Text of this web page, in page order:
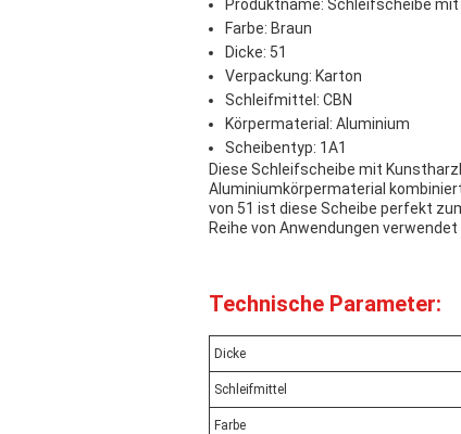
Produktname: Schleifscheibe
Farbe: Braun
Dicke: 51
Verpackung: Karton
Schleifmittel: CBN
Körpermaterial: Aluminium
Scheibentyp: 1A1
Diese Schleifscheibe mit
Aluminiumkörpermaterial
von 51 ist diese Scheibe perfekt
Reihe von Anwendungen
Technische Parameter:
Dicke
Schleifmittel
Farbe